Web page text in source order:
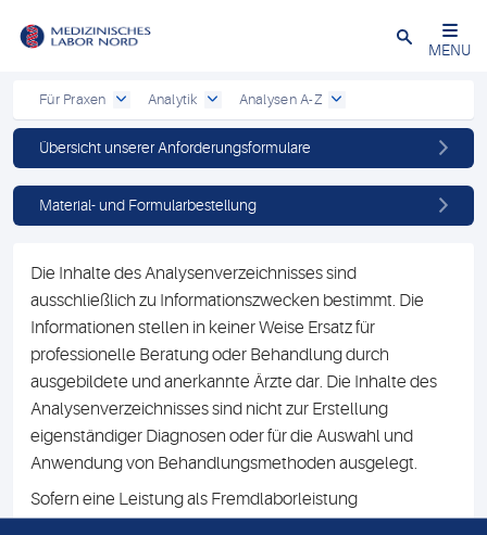
Schließen
MENU
Für Praxen Analytik Analysen A-Z
Übersicht unserer Anforderungsformulare
Material- und Formularbestellung
Die Inhalte des Analysenverzeichnisses sind
ausschließlich zu Informationszwecken bestimmt. Die
Informationen stellen in keiner Weise Ersatz für
professionelle Beratung oder Behandlung durch
ausgebildete und anerkannte Ärzte dar. Die Inhalte des
Analysenverzeichnisses sind nicht zur Erstellung
eigenständiger Diagnosen oder für die Auswahl und
Anwendung von Behandlungsmethoden ausgelegt.
Sofern eine Leistung als Fremdlaborleistung